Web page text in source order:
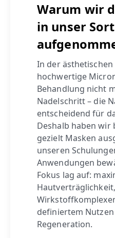
Warum wir
in unser
In der
hochwertige
Behandlung nicht
Nadelschritt – die
entscheidend für
Deshalb haben wir
gezielt Masken
unseren
Anwendungen
Fokus lag auf:
definiertem
Regeneration.